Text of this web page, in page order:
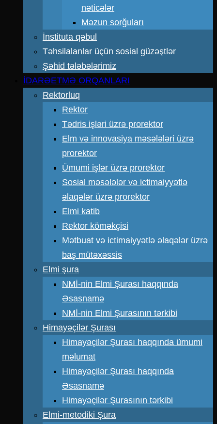
nəticələr
Məzun sorğuları
İnstituta qəbul
Təhsilalanlar üçün sosial güzəştlər
Şəhid tələbələrimiz
İDARƏETMƏ ORQANLARI
Rektorluq
Rektor
Tədris işləri üzrə prorektor
Elm və innovasiya məsələləri üzrə
prorektor
Ümumi işlər üzrə prorektor
Sosial məsələlər və ictimaiyyətlə
əlaqələr üzrə prorektor
Elmi katib
Rektor köməkçisi
Mətbuat və ictimaiyyətlə əlaqələr üzrə
baş mütəxəssis
Elmi şura
NMİ-nin Elmi Şurası haqqında
Əsasnamə
NMİ-nin Elmi Şurasının tərkibi
Himayəçilər Şurası
Himayəçilər Şurası haqqında ümumi
məlumat
Himayəçilər Şurası haqqında
Əsasnamə
Himayəçilər Şurasının tərkibi
Elmi-metodiki Şura